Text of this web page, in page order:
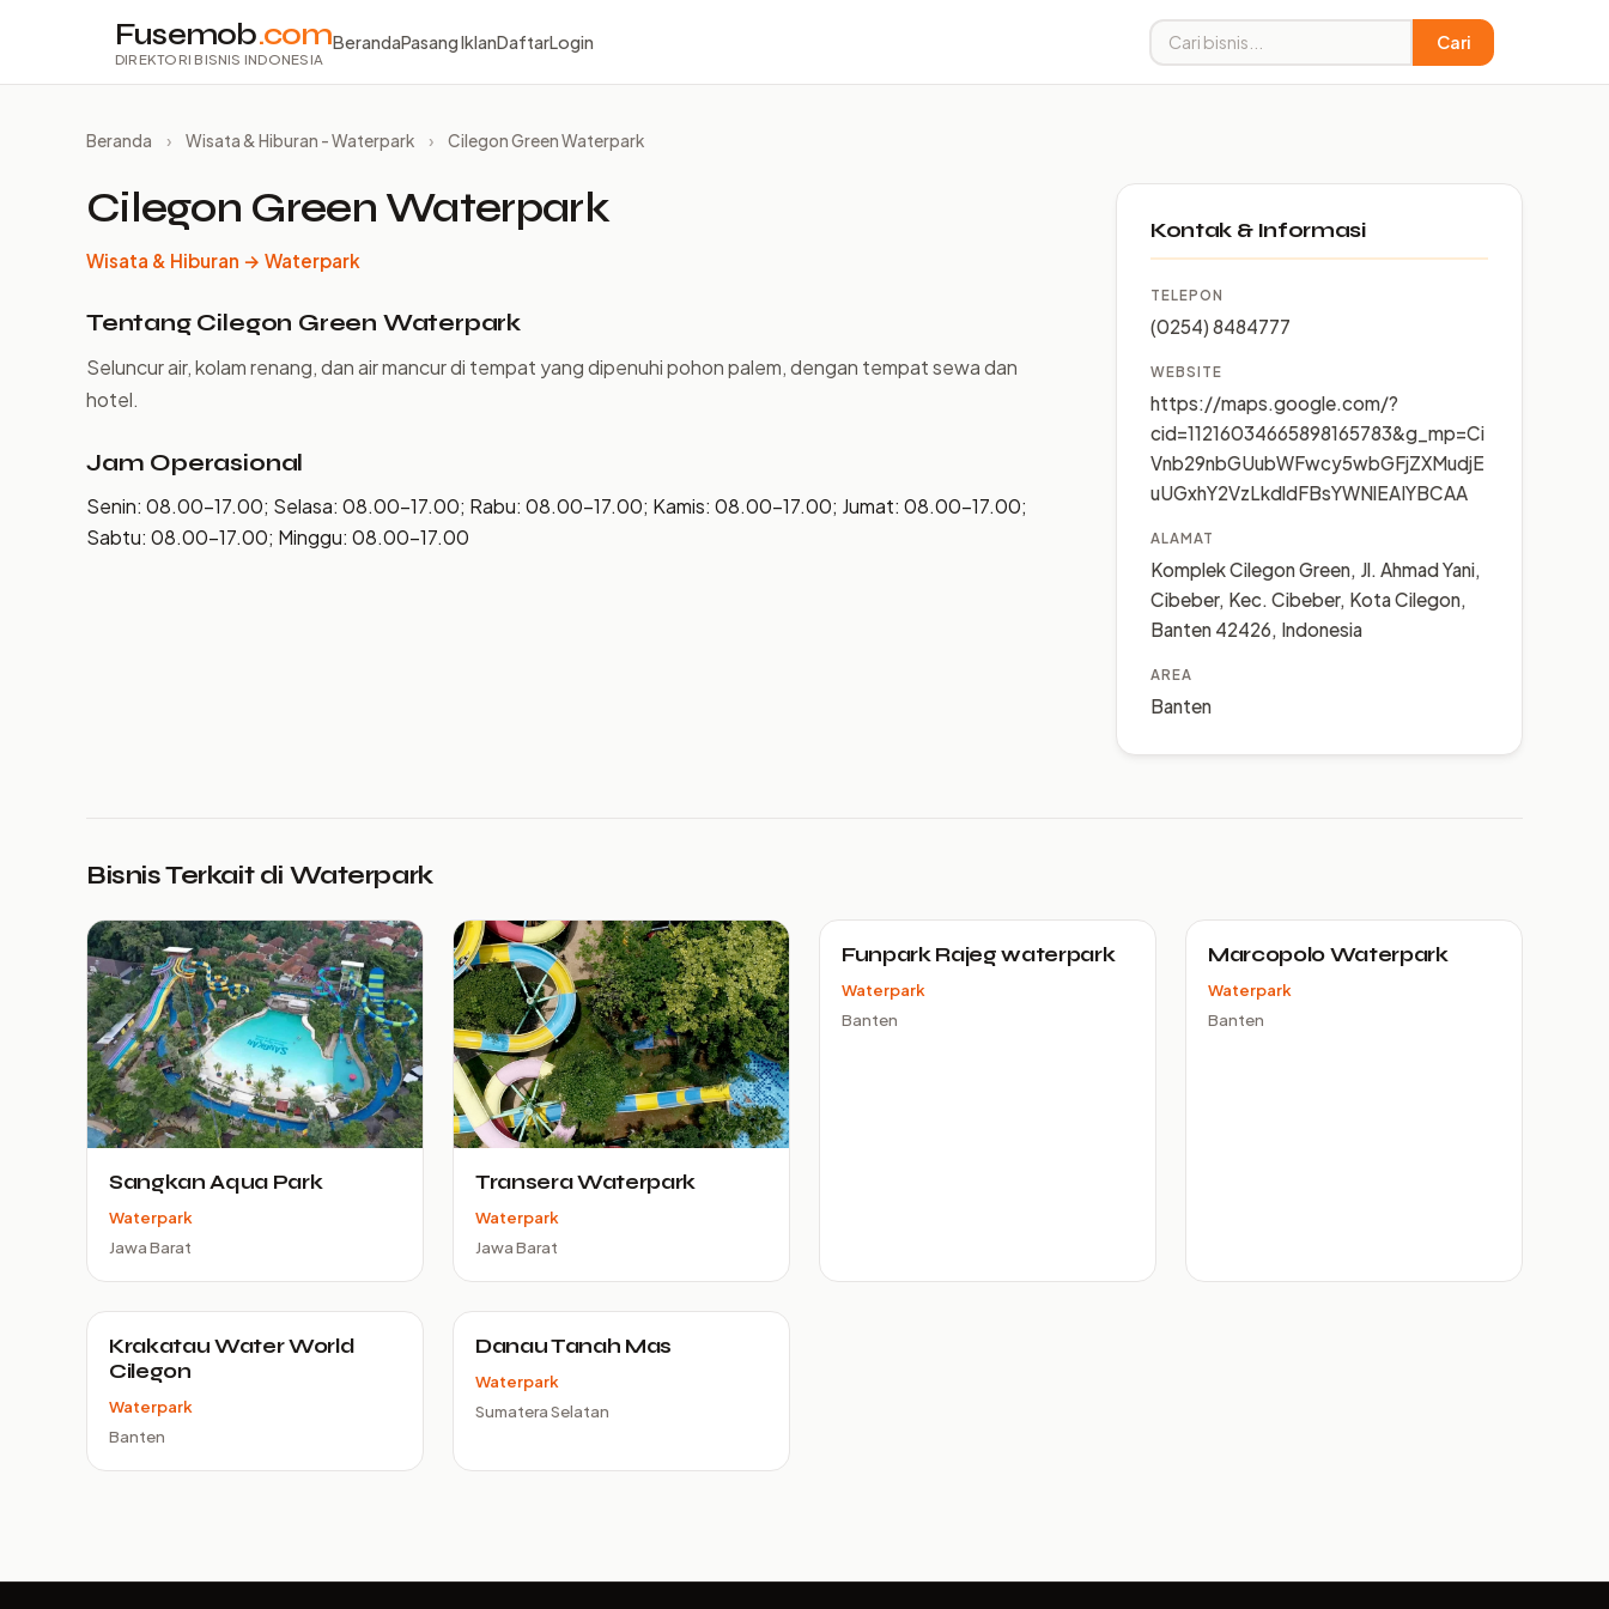
Fusemob.com
DIREKTORI BISNIS INDONESIA
BerandaPasang IklanDaftarLogin Cari
Beranda › Wisata & Hiburan - Waterpark › Cilegon Green Waterpark
Cilegon Green Waterpark
Wisata & Hiburan → Waterpark
Tentang Cilegon Green Waterpark
Seluncur air, kolam renang, dan air mancur di tempat yang dipenuhi pohon palem, dengan tempat sewa dan
hotel.
Jam Operasional
Senin: 08.00–17.00; Selasa: 08.00–17.00; Rabu: 08.00–17.00; Kamis: 08.00–17.00; Jumat: 08.00–17.00;
Sabtu: 08.00–17.00; Minggu: 08.00–17.00
Kontak & Informasi
TELEPON
(0254) 8484777
WEBSITE
https://maps.google.com/?
cid=11216034665898165783&g_mp=Ci
Vnb29nbGUubWFwcy5wbGFjZXMudjE
uUGxhY2VzLkdldFBsYWNlEAIYBCAA
ALAMAT
Komplek Cilegon Green, Jl. Ahmad Yani,
Cibeber, Kec. Cibeber, Kota Cilegon,
Banten 42426, Indonesia
AREA
Banten
Bisnis Terkait di Waterpark
Sangkan Aqua Park
Waterpark
Jawa Barat
Transera Waterpark
Waterpark
Jawa Barat
Funpark Rajeg waterpark
Waterpark
Banten
Marcopolo Waterpark
Waterpark
Banten
Krakatau Water World
Cilegon
Waterpark
Banten
Danau Tanah Mas
Waterpark
Sumatera Selatan